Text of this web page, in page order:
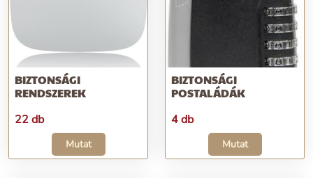
BIZTONSÁGI
RENDSZEREK
22 db
Mutat
BIZTONSÁGI
POSTALÁDÁK
4 db
Mutat